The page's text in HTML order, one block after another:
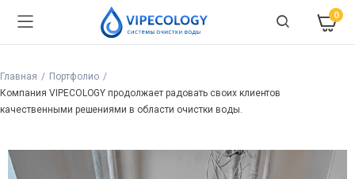
0
Главная
Портфолио
Компания VIPECOLOGY продолжает радовать своих клиентов
качественными решениями в области очистки воды.